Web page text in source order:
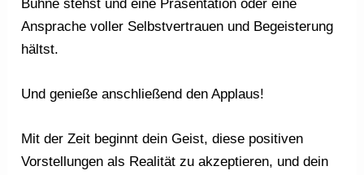
Bühne stehst und eine Präsentation oder eine
Ansprache voller Selbstvertrauen und Begeisterung
hältst.
Und genieße anschließend den Applaus!
Mit der Zeit beginnt dein Geist, diese positiven
Vorstellungen als Realität zu akzeptieren, und dein